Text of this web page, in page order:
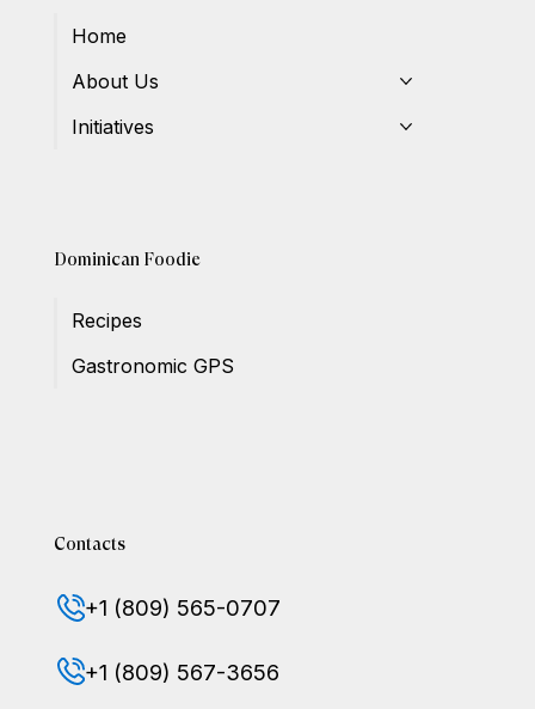
Home
About Us
Initiatives
Dominican Foodie
Recipes
Gastronomic GPS
Contacts
+1 (809) 565-0707
+1 (809) 567-3656